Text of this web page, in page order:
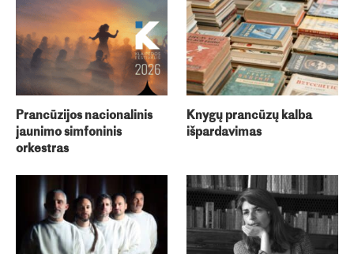
Prancūzijos nacionalinis
jaunimo simfoninis
orkestras
Knygų prancūzų kalba
išpardavimas